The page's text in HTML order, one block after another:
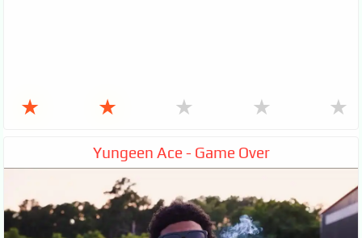
★ ★ ★ ★ ★
Yungeen Ace - Game Over